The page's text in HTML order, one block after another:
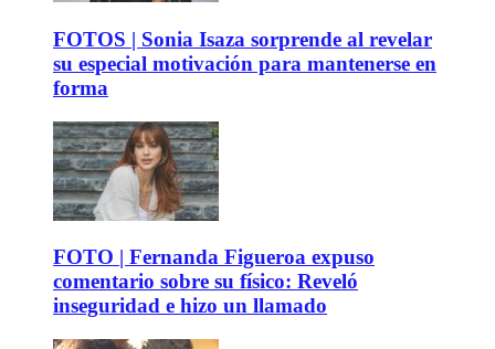
FOTOS | Sonia Isaza sorprende al revelar
su especial motivación para mantenerse en
forma
FOTO | Fernanda Figueroa expuso
comentario sobre su físico: Reveló
inseguridad e hizo un llamado